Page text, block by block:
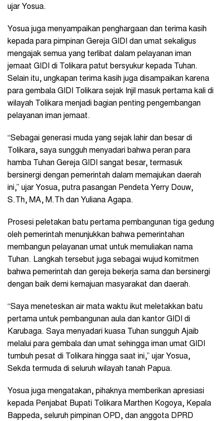
ujar Yosua.
Yosua juga menyampaikan penghargaan dan terima kasih
kepada para pimpinan Gereja GIDI dan umat sekaligus
mengajak semua yang terlibat dalam pelayanan iman
jemaat GIDI di Tolikara patut bersyukur kepada Tuhan.
Selain itu, ungkapan terima kasih juga disampaikan karena
para gembala GIDI Tolikara sejak Injil masuk pertama kali di
wilayah Tolikara menjadi bagian penting pengembangan
pelayanan iman jemaat.
“Sebagai generasi muda yang sejak lahir dan besar di
Tolikara, saya sungguh menyadari bahwa peran para
hamba Tuhan Gereja GIDI sangat besar, termasuk
bersinergi dengan pemerintah dalam memajukan daerah
ini,” ujar Yosua, putra pasangan Pendeta Yerry Douw,
S.Th, MA, M.Th dan Yuliana Agapa.
Prosesi peletakan batu pertama pembangunan tiga gedung
oleh pemerintah menunjukkan bahwa pemerintahan
membangun pelayanan umat untuk memuliakan nama
Tuhan. Langkah tersebut juga sebagai wujud komitmen
bahwa pemerintah dan gereja bekerja sama dan bersinergi
dengan baik demi kemajuan masyarakat dan daerah.
“Saya meneteskan air mata waktu ikut meletakkan batu
pertama untuk pembangunan aula dan kantor GIDI di
Karubaga. Saya menyadari kuasa Tuhan sungguh Ajaib
melalui para gembala dan umat sehingga iman umat GIDI
tumbuh pesat di Tolikara hingga saat ini,” ujar Yosua,
Sekda termuda di seluruh wilayah tanah Papua.
Yosua juga mengatakan, pihaknya memberikan apresiasi
kepada Penjabat Bupati Tolikara Marthen Kogoya, Kepala
Bappeda, seluruh pimpinan OPD, dan anggota DPRD